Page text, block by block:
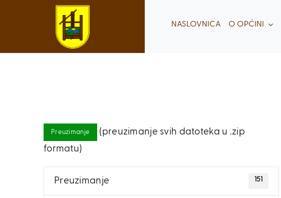
NASLOVNICA O OPĆINI
Preuzimanje
(preuzimanje svih datoteka u .zip
formatu)
Preuzimanje 151